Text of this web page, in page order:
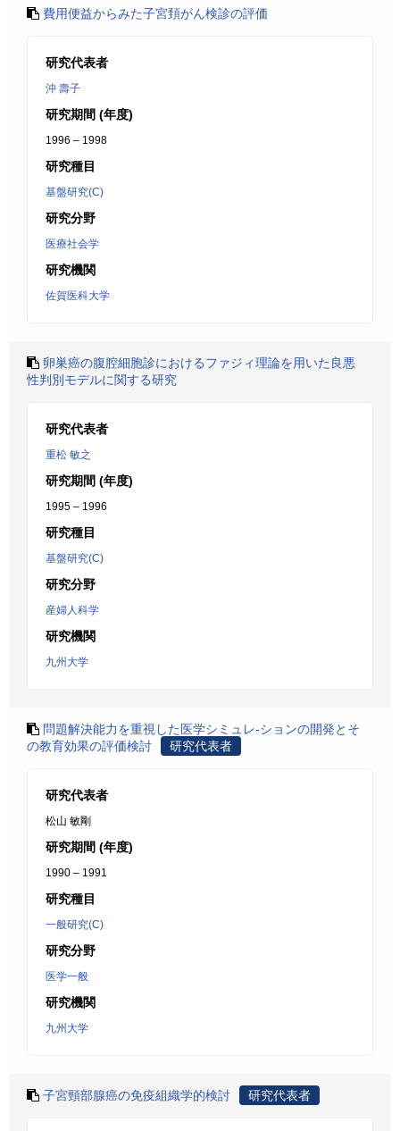
費用便益からみた子宮頚がん検診の評価
研究代表者
沖 壽子
研究期間 (年度)
1996 – 1998
研究種目
基盤研究(C)
研究分野
医療社会学
研究機関
佐賀医科大学
卵巣癌の腹腔細胞診におけるファジィ理論を用いた良悪
性判別モデルに関する研究
研究代表者
重松 敏之
研究期間 (年度)
1995 – 1996
研究種目
基盤研究(C)
研究分野
産婦人科学
研究機関
九州大学
問題解決能力を重視した医学シミュレ-ションの開発とそ
の教育効果の評価検討
研究代表者
研究代表者
松山 敏剛
研究期間 (年度)
1990 – 1991
研究種目
一般研究(C)
研究分野
医学一般
研究機関
九州大学
子宮頸部腺癌の免疫組織学的検討 研究代表者